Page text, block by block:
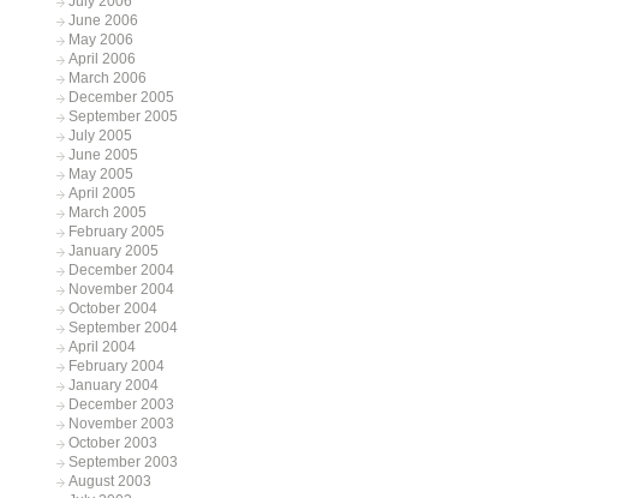
June 2006
May 2006
April 2006
March 2006
December 2005
September 2005
July 2005
June 2005
May 2005
April 2005
March 2005
February 2005
January 2005
December 2004
November 2004
October 2004
September 2004
April 2004
February 2004
January 2004
December 2003
November 2003
October 2003
September 2003
August 2003